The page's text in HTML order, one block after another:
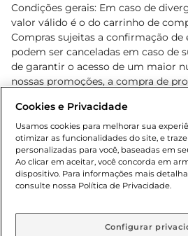
Condições gerais: Em caso de
valor válido é o do carrinho de
Compras sujeitas a confirmação de
podem ser canceladas em caso de
de garantir o acesso de um maior
nossas promoções, a compra de
cliente. Os preços, ofertas e
o e-commerce e válidos durante o
sofrer alterações sem prévia
de bebidas alcoólicas para
Lei n.º 8069/90, art. 81, inciso II
Adolescente). Preços e condições
aviso prévio. O valor mínimo para
Cookies e Privacidade
Usamos cookies para melhorar sua
otimizar as funcionalidades do site, e
personalizadas para você, baseadas em
Ao clicar em aceitar, você concorda em
dispositivo. Para informações mais
consulte nossa Política de Privacidade.
Configurar